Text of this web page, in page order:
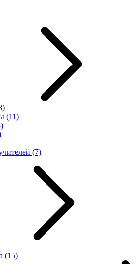
(11)
(7)
(15)